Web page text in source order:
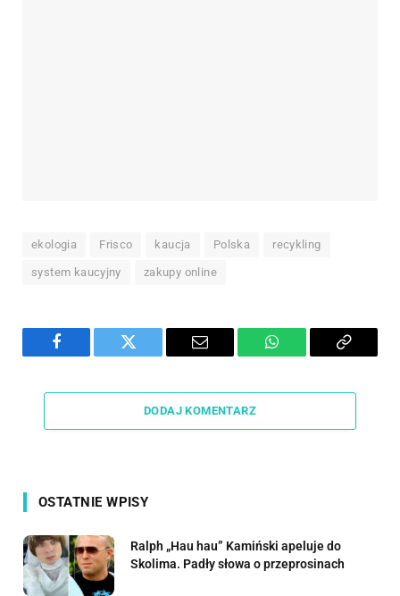
ekologia Frisco kaucja Polska recykling
system kaucyjny zakupy online
Facebook Twitter Email WhatsAppCopy
DODAJ KOMENTARZ
OSTATNIE WPISY
Ralph „Hau hau” Kamiński apeluje do
Skolima. Padły słowa o przeprosinach